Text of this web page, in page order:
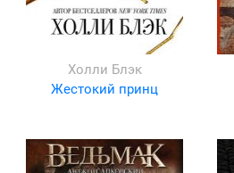
Холли Блэк
Жестокий принц